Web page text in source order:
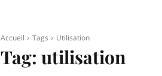
Accueil Tags Utilisation
Tag: utilisation